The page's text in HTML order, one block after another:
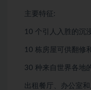
主要特征:
10 个引人入胜的沉
10 栋房屋可供翻修
30 种来自世界各地
出租餐厅、办公室和